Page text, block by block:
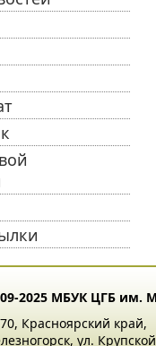
2025 МБУК ЦГБ им.
Красноярский край,
ул.